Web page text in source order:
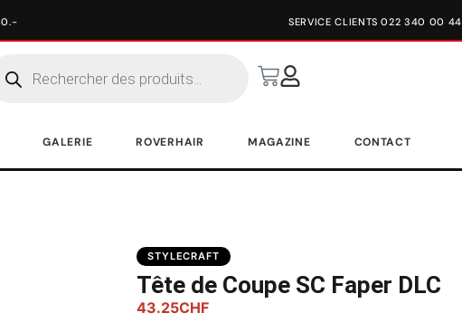
SERVICE CLIENTS 022 340 00 44
GALERIE ROVERHAIR MAGAZINE CONTACT
STYLECRAFT
Tête de Coupe SC Faper DLC
43.25CHF